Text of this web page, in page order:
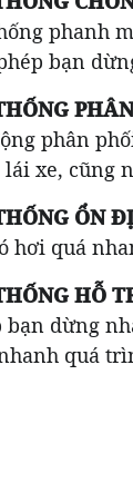
phanh
bạn
phân
xe, cũng
ỔN
hơi quá
HỖ
bạn dừng
quá